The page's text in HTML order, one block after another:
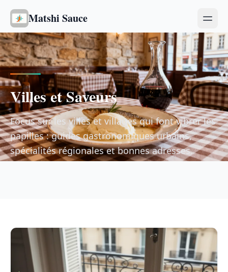
Matshi Sauce
Villes et Saveurs
Focus sur les villes et villages qui font vibrer les
papilles : guides gastronomiques urbains,
spécialités régionales et bonnes adresses.